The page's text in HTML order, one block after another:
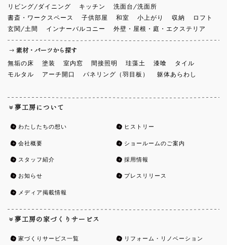
リビング/ダイニング キッチン
洗面台/洗面所
書斎・ワークスペース
子供部屋 和室 小上がり 収納
ロフト
玄関/土間
インナーバルコニー 外壁・屋根・庭・エクステリア
素材・パーツから探す
無垢の床 塗装 室内窓 間接照明 珪藻土 漆喰
タイル
モルタル
アーチ開口 パネリング（羽目板） 躯体あらわし
夢工房について
わたしたちの想い ヒストリー
会社概要 ショールームのご案内
スタッフ紹介 採用情報
お知らせ プレスリリース
メディア掲載情報
夢工房の家づくりサービス
家づくりサービス一覧 リフォーム・リノベーション